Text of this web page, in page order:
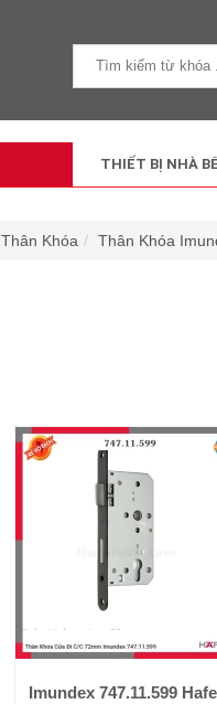
THIẾT BỊ NHÀ
Thân Khóa Thân Khóa
Imundex 747.11.599